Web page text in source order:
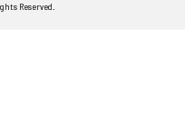
Reserved.